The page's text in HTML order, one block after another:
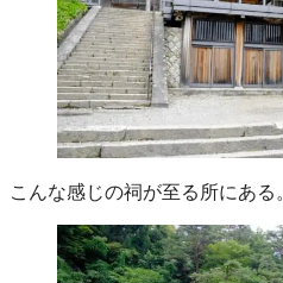
こんな感じの祠が至る所にある。